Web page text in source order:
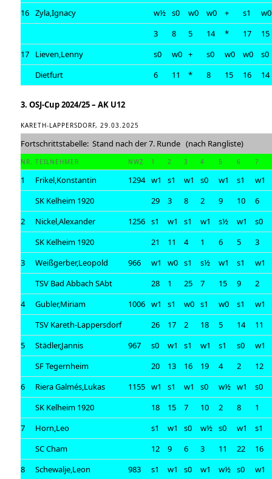
16 Zyla,Ignacy w½ s0 w0 w0 + s1
w0
3
8 5 14 * 17
15
17
Lieven,Lenny s0 w0 + s0 w0 w0
s0
Dietfurt
6 11 * 8 15 16 14
3. OSJ-Cup 2024/25 – AK U12
KARETH-LAPPERSDORF, 29.03.2025
Fortschrittstabelle: Stand nach der 7. Runde (nach Rangliste)
NR. TEILNEHMER NWZ 1 2 3 4 5 6 7
1 Frikel,Konstantin 1294 w1 s1 w1 s0 w1 s1
w1
SK Kelheim 1920
29 3 8 2 9 10
6
2
Nickel,Alexander 1256 s1 w1 s1 w1 s½ w1
s0
SK Kelheim 1920
21 11 4 1 6 5
3
3
Weißgerber,Leopold 966 w1 w0 s1 s½ w1 s1
w1
TSV Bad Abbach SAbt
28 1 25 7 15 9
2
4
Gubler,Miriam 1006 w1 s1 w0 s1 w0 s1
w1
TSV Kareth-Lappersdorf
26 17 2 18 5 14
11
5
Städler,Jannis 967 s0 w1 s1 w1 s1 s0
w1
SF Tegernheim
20 13 16 19 4 2
12
6
Riera Galmés,Lukas 1155 w1 s1 w1 s0 w½ w1
s0
SK Kelheim 1920
18 15 7 10 2 8
1
7
Horn,Leo s1 w1 s0 w½ s0 w1
s1
SC Cham
12 9 6 3 11 22
16
8
Schewalje,Leon 983 s1 w1 s0 w1 w½ s0
w1